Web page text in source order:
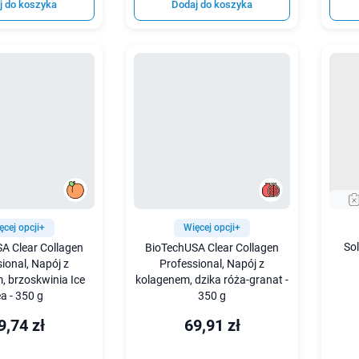
do koszyka Dodaj do koszyka
opcji+
Clear Collagen
Napój z
brzoskwinia Ice
- 350 g
zł
Więcej opcji+
BioTechUSA Clear Collagen
Professional, Napój z
kolagenem, dzika róża-granat -
350 g
69,91 zł